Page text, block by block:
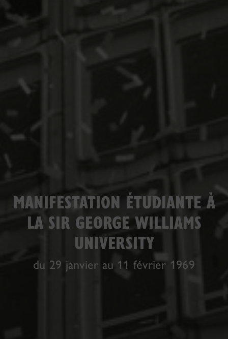
MANIFESTATION ÉTUDIANTE À
LA SIR GEORGE WILLIAMS
UNIVERSITY
du 29 janvier au 11 février 1969